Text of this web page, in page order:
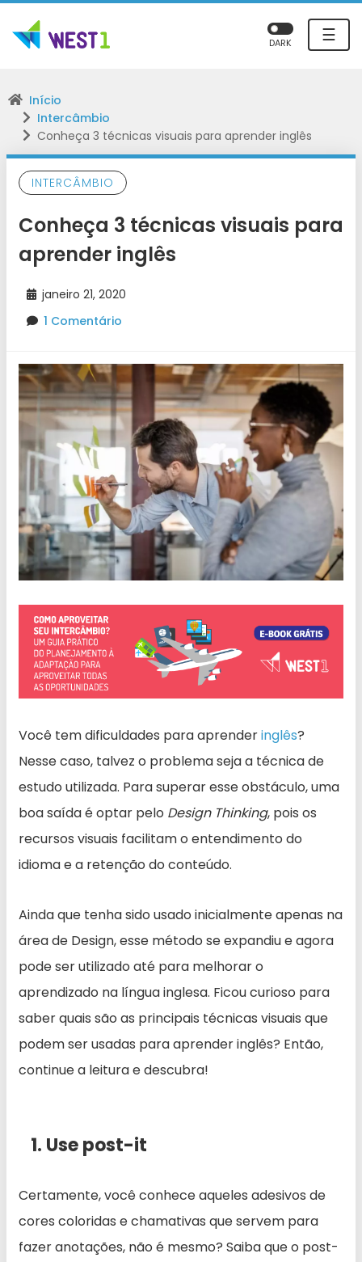
☰
DARK
Início
Intercâmbio
Conheça 3 técnicas visuais para aprender inglês
INTERCÂMBIO
Conheça 3 técnicas visuais para
aprender inglês
janeiro 21, 2020
1 Comentário
Você tem dificuldades para aprenderinglês?
Nesse caso, talvez o problema seja a técnica de
estudo utilizada. Para superar esse obstáculo, uma
boa saída é optar pelo Design Thinking, pois os
recursos visuais facilitam o entendimento do
idioma e a retenção do conteúdo.
Ainda que tenha sido usado inicialmente apenas na
área de Design, esse método se expandiu e agora
pode ser utilizado até para melhorar o
aprendizado na língua inglesa. Ficou curioso para
saber quais são as principais técnicas visuais que
podem ser usadas para aprender inglês? Então,
continue a leitura e descubra!
1. Use post-it
Certamente, você conhece aqueles adesivos de
cores coloridas e chamativas que servem para
fazer anotações, não é mesmo? Saiba que o post-